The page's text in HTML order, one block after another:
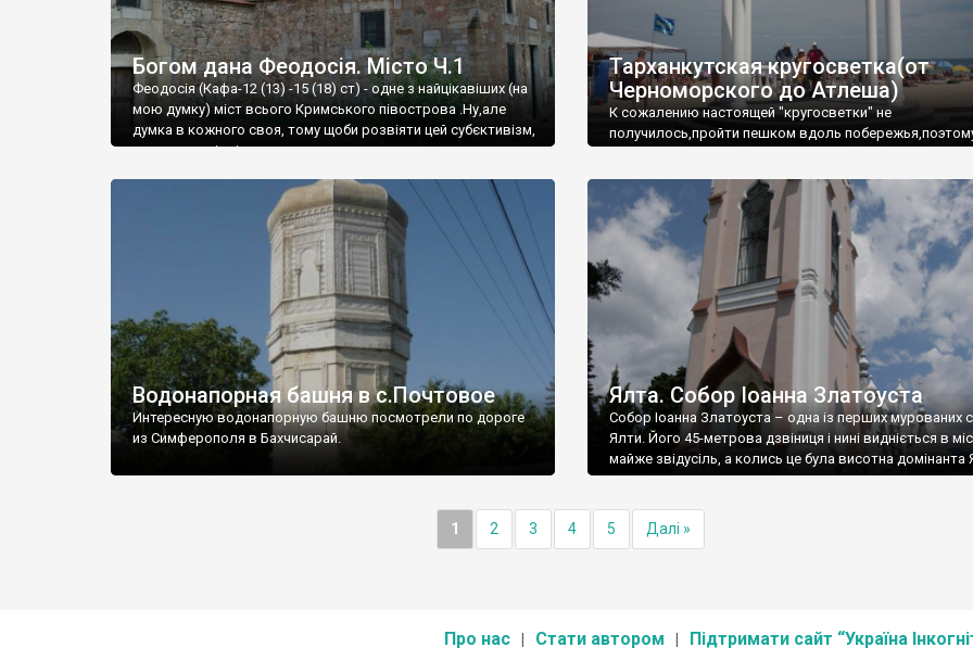
Богом дана Феодосія. Місто Ч.1
Феодосія (Кафа-12 (13) -15 (18) ст) - одне з найцікавіших (на
мою думку) міст всього Кримського півострова .Ну,але
думка в кожного своя, тому щоби розвіяти цей субєктивізм,
запрошую відвідати це
Тарханкутская кругосветка(от
Черноморского до Атлеша)
К сожалению настоящей "кругосветки" не
получилось,пройти пешком вдоль
Водонапорная башня в с.Почтовое
Интересную водонапорную башню посмотрели по дороге
из Симферополя в Бахчисарай.
Ялта. Собор Іоанна Златоуста
Собор Іоанна Златоуста – одна із перших мурованих
Ялти. Його 45-метрова дзвіниця і нині видніється в
майже звідусіль, а колись це була висотна домінанта
1 2 3 4 5 Далі »
Про нас Стати автором Підтримати сайт “Україна